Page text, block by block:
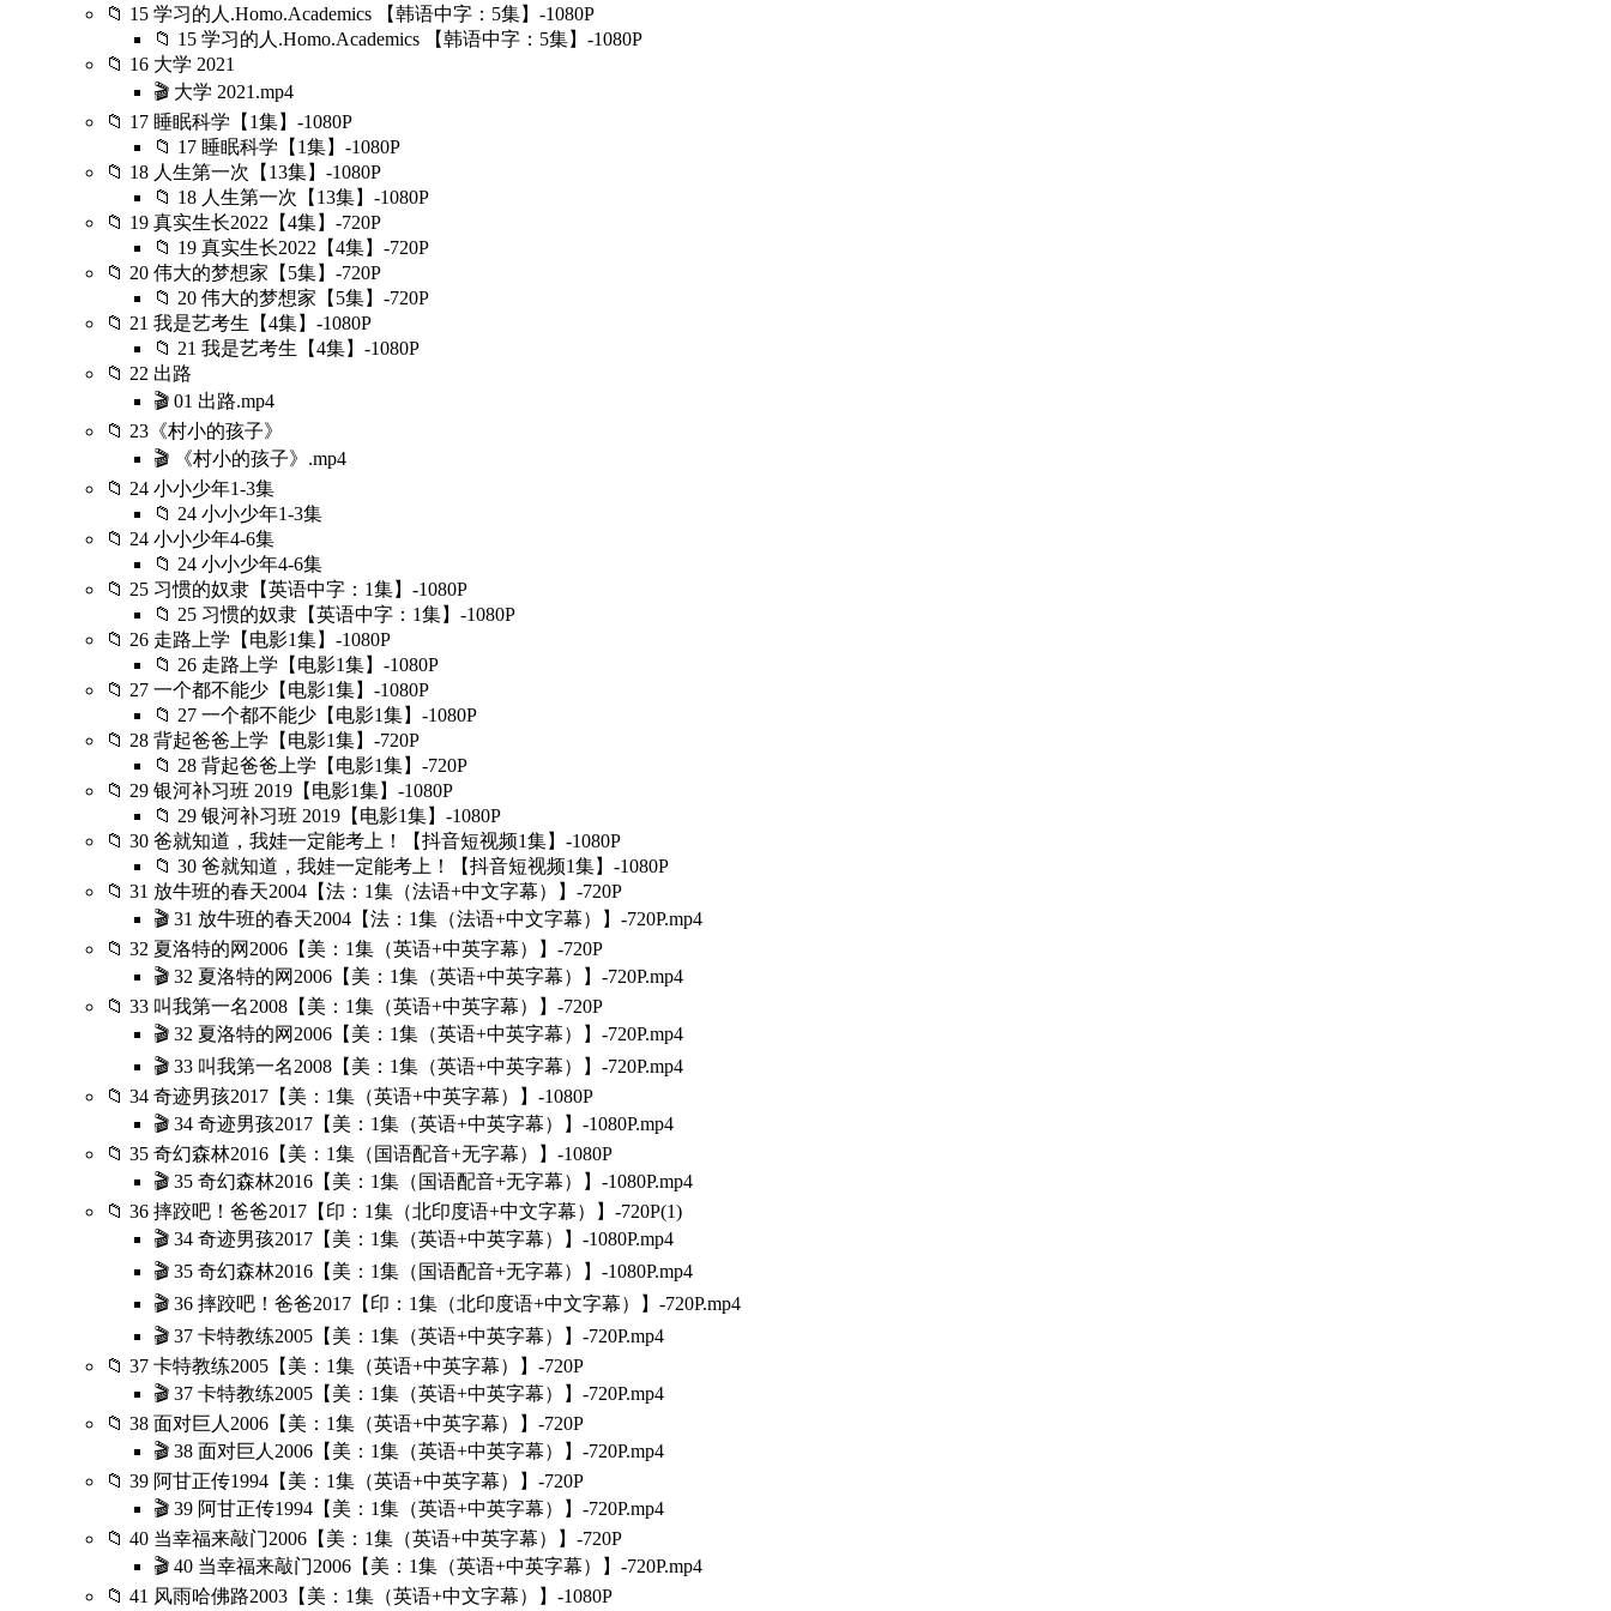
📁 15 学习的人.Homo.Academics 【韩语中字：5集】-1080P
📁 15 学习的人.Homo.Academics 【韩语中字：5集】-1080P
📁 16 大学 2021
🎬 大学 2021.mp4
📁 17 睡眠科学【1集】-1080P
📁 17 睡眠科学【1集】-1080P
📁 18 人生第一次【13集】-1080P
📁 18 人生第一次【13集】-1080P
📁 19 真实生长2022【4集】-720P
📁 19 真实生长2022【4集】-720P
📁 20 伟大的梦想家【5集】-720P
📁 20 伟大的梦想家【5集】-720P
📁 21 我是艺考生【4集】-1080P
📁 21 我是艺考生【4集】-1080P
📁 22 出路
🎬 01 出路.mp4
📁 23《村小的孩子》
🎬 《村小的孩子》.mp4
📁 24 小小少年1-3集
📁 24 小小少年1-3集
📁 24 小小少年4-6集
📁 24 小小少年4-6集
📁 25 习惯的奴隶【英语中字：1集】-1080P
📁 25 习惯的奴隶【英语中字：1集】-1080P
📁 26 走路上学【电影1集】-1080P
📁 26 走路上学【电影1集】-1080P
📁 27 一个都不能少【电影1集】-1080P
📁 27 一个都不能少【电影1集】-1080P
📁 28 背起爸爸上学【电影1集】-720P
📁 28 背起爸爸上学【电影1集】-720P
📁 29 银河补习班 2019【电影1集】-1080P
📁 29 银河补习班 2019【电影1集】-1080P
📁 30 爸就知道，我娃一定能考上！【抖音短视频1集】-1080P
📁 30 爸就知道，我娃一定能考上！【抖音短视频1集】-1080P
📁 31 放牛班的春天2004【法：1集（法语+中文字幕）】-720P
🎬 31 放牛班的春天2004【法：1集（法语+中文字幕）】-720P.mp4
📁 32 夏洛特的网2006【美：1集（英语+中英字幕）】-720P
🎬 32 夏洛特的网2006【美：1集（英语+中英字幕）】-720P.mp4
📁 33 叫我第一名2008【美：1集（英语+中英字幕）】-720P
🎬 32 夏洛特的网2006【美：1集（英语+中英字幕）】-720P.mp4
🎬 33 叫我第一名2008【美：1集（英语+中英字幕）】-720P.mp4
📁 34 奇迹男孩2017【美：1集（英语+中英字幕）】-1080P
🎬 34 奇迹男孩2017【美：1集（英语+中英字幕）】-1080P.mp4
📁 35 奇幻森林2016【美：1集（国语配音+无字幕）】-1080P
🎬 35 奇幻森林2016【美：1集（国语配音+无字幕）】-1080P.mp4
📁 36 摔跤吧！爸爸2017【印：1集（北印度语+中文字幕）】-720P(1)
🎬 34 奇迹男孩2017【美：1集（英语+中英字幕）】-1080P.mp4
🎬 35 奇幻森林2016【美：1集（国语配音+无字幕）】-1080P.mp4
🎬 36 摔跤吧！爸爸2017【印：1集（北印度语+中文字幕）】-720P.mp4
🎬 37 卡特教练2005【美：1集（英语+中英字幕）】-720P.mp4
📁 37 卡特教练2005【美：1集（英语+中英字幕）】-720P
🎬 37 卡特教练2005【美：1集（英语+中英字幕）】-720P.mp4
📁 38 面对巨人2006【美：1集（英语+中英字幕）】-720P
🎬 38 面对巨人2006【美：1集（英语+中英字幕）】-720P.mp4
📁 39 阿甘正传1994【美：1集（英语+中英字幕）】-720P
🎬 39 阿甘正传1994【美：1集（英语+中英字幕）】-720P.mp4
📁 40 当幸福来敲门2006【美：1集（英语+中英字幕）】-720P
🎬 40 当幸福来敲门2006【美：1集（英语+中英字幕）】-720P.mp4
📁 41 风雨哈佛路2003【美：1集（英语+中文字幕）】-1080P